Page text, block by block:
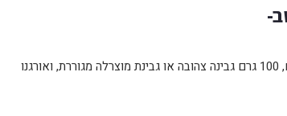
2 כוסות אורז מבושל, 2 ביצים, כף קורנפלור, כף מלח, 100 גרם גבינה צהובה או גבינת מוצרלה מגוררת, ואורגנו